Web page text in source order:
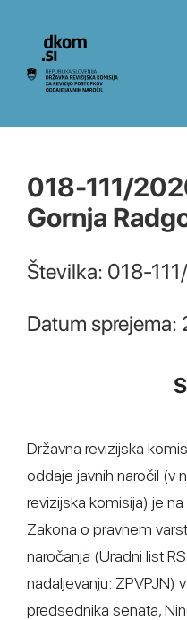
Na vsebino
018-111/
Gornja
Številka: 018-
Datum
Državna revizijska
oddaje javnih naročil (v
revizijska komisija) je
Zakona o pravnem
naročanja (Uradni list
nadaljevanju: ZPVPJN)
predsednika senata,